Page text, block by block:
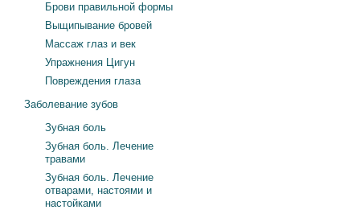
Брови правильной формы
Выщипывание бровей
Массаж глаз и век
Упражнения Цигун
Повреждения глаза
Заболевание зубов
Зубная боль
Зубная боль. Лечение
травами
Зубная боль. Лечение
отварами, настоями и
настойками